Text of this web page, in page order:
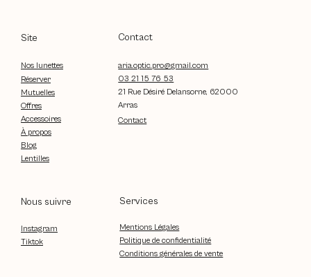
Site
Nos lunettes
Réserver
Mutuelles
Offres
Accessoires
À propos
Blog
Lentilles
Contact
Contact
aria.optic.pro@gmail.com
03 21 15 76 53
21 Rue Désiré Delansorne, 62000
Arras
Nous suivre
Instagram
Tiktok
Services
Mentions Légales
Politique de confidentialité
Conditions générales de vente